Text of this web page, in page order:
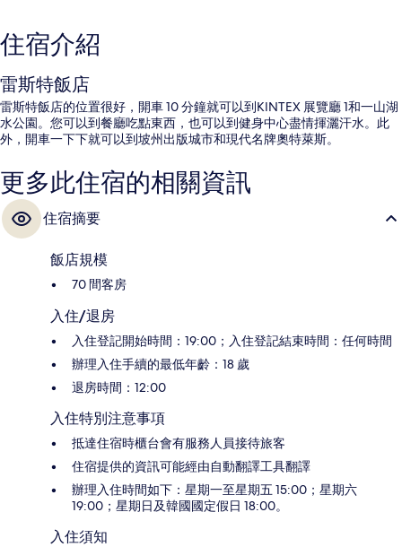
住宿介紹
雷斯特飯店
雷斯特飯店的位置很好，開車 10 分鐘就可以到KINTEX 展覽廳 1和一山湖
水公園。您可以到餐廳吃點東西，也可以到健身中心盡情揮灑汗水。此
外，開車一下下就可以到坡州出版城市和現代名牌奧特萊斯。
更多此住宿的相關資訊
住宿摘要
飯店規模
70 間客房
入住/退房
入住登記開始時間：19:00；入住登記結束時間：任何時間
辦理入住手續的最低年齡：18 歲
退房時間：12:00
入住特別注意事項
抵達住宿時櫃台會有服務人員接待旅客
住宿提供的資訊可能經由自動翻譯工具翻譯
辦理入住時間如下：星期一至星期五 15:00；星期六
19:00；星期日及韓國國定假日 18:00。
入住須知